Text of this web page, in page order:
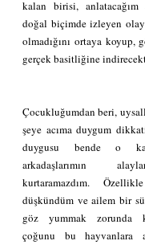
kalan birisi,
doğal biçimde izleyen
olmadığını ortaya koyup,
gerçek basitliğine
Çocukluğumdan beri,
şeye acıma duygum
duygusu bende o
arkadaşlarımın
kurtaramazdım.
düşkündüm ve ailem bir
göz yummak zorunda
çoğunu bu hayvanlara